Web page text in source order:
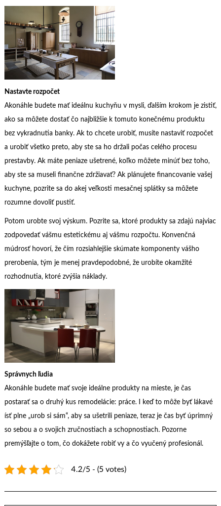
Nastavte rozpočet
Akonáhle budete mať ideálnu kuchyňu v mysli, ďalším krokom je zistiť,
ako sa môžete dostať čo najbližšie k tomuto konečnému produktu
bez vykradnutia banky. Ak to chcete urobiť, musíte nastaviť rozpočet
a urobiť všetko preto, aby ste sa ho držali počas celého procesu
prestavby. Ak máte peniaze ušetrené, koľko môžete minúť bez toho,
aby ste sa museli finančne zdržiavať? Ak plánujete financovanie vašej
kuchyne, pozrite sa do akej veľkosti mesačnej splátky sa môžete
rozumne dovoliť pustiť.
Potom urobte svoj výskum. Pozrite sa, ktoré produkty sa zdajú najviac
zodpovedať vášmu estetickému aj vášmu rozpočtu. Konvenčná
múdrosť hovorí, že čím rozsiahlejšie skúmate komponenty vášho
prerobenia, tým je menej pravdepodobné, že urobíte okamžité
rozhodnutia, ktoré zvýšia náklady.
Správnych ľudia
Akonáhle budete mať svoje ideálne produkty na mieste, je čas
postarať sa o druhý kus remodelácie: práce. I keď to môže byť lákavé
ísť plne „urob si sám“, aby sa ušetrili peniaze, teraz je čas byť úprimný
so sebou a o svojich zručnostiach a schopnostiach. Pozorne
premýšľajte o tom, čo dokážete robiť vy a čo vyučený profesionál.
4.2/5 - (5 votes)